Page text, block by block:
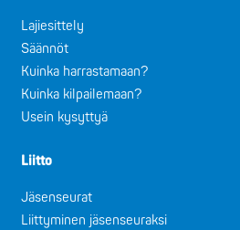
Lajiesittely
Säännöt
Kuinka harrastamaan?
Kuinka kilpailemaan?
Usein kysyttyä
Liitto
Jäsenseurat
Liittyminen jäsenseuraksi